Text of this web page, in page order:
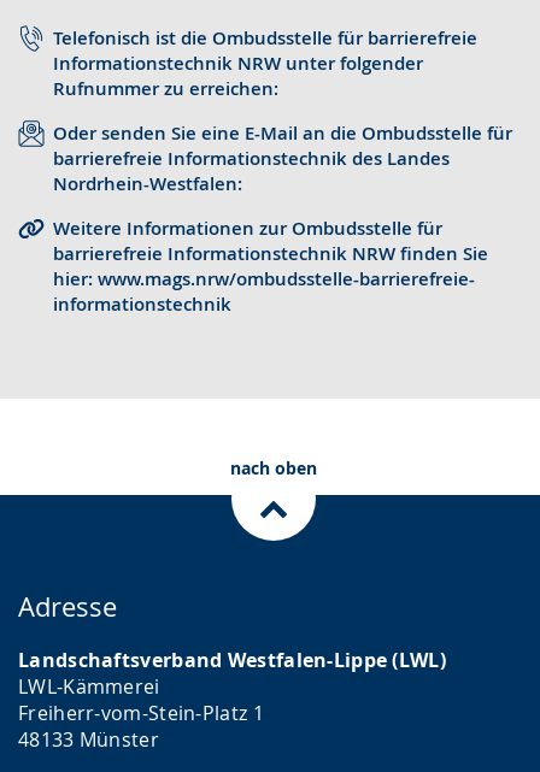
Telefonisch ist die Ombudsstelle für barrierefreie
Informationstechnik NRW unter folgender
Rufnummer zu erreichen:
Oder senden Sie eine E-Mail an die Ombudsstelle für
barrierefreie Informationstechnik des Landes
Nordrhein-Westfalen:
Weitere Informationen zur Ombudsstelle für
barrierefreie Informationstechnik NRW finden Sie
hier: www.mags.nrw/ombudsstelle-barrierefreie-
informationstechnik
e
w
c
e
t
e
s
t
.
e
r
e
r
p
w
i
r
d
a
nach oben
Adresse
Landschaftsverband Westfalen-Lippe (LWL)
LWL-Kämmerei
Freiherr-vom-Stein-Platz 1
48133 Münster